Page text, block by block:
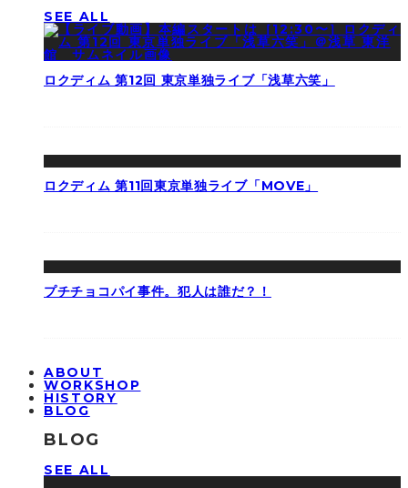
SEE ALL
ロクディム 第12回 東京単独ライブ「浅草六笑」
ロクディム 第11回東京単独ライブ「MOVE」
プチチョコパイ事件。犯人は誰だ？！
ABOUT
WORKSHOP
HISTORY
BLOG
BLOG
SEE ALL